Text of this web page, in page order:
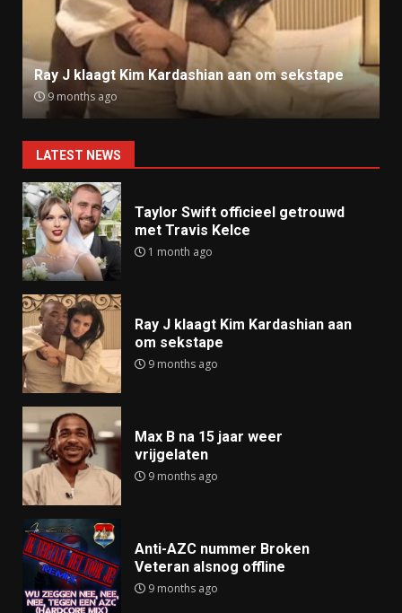
Ray J klaagt Kim Kardashian aan om sekstape
9 months ago
LATEST NEWS
Taylor Swift officieel getrouwd
met Travis Kelce
1 month ago
Ray J klaagt Kim Kardashian aan
om sekstape
9 months ago
Max B na 15 jaar weer
vrijgelaten
9 months ago
Anti-AZC nummer Broken
Veteran alsnog offline
9 months ago